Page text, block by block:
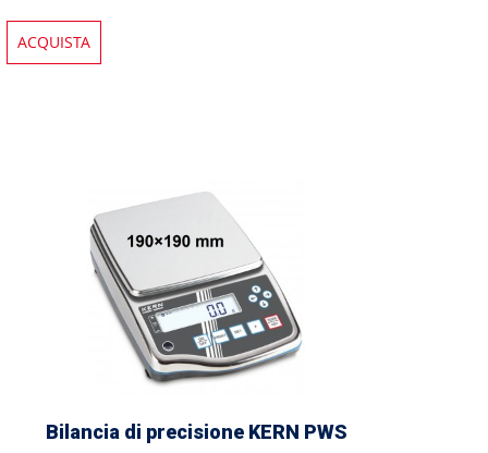
ACQUISTA
Bilancia di precisione KERN PWS